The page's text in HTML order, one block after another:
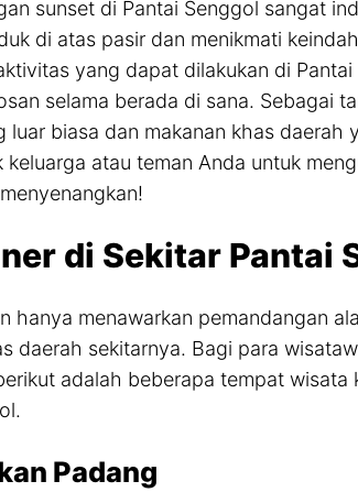
sunset di Pantai Senggol sangat
di atas pasir dan menikmati
yang dapat dilakukan di
selama berada di sana. Sebagai
luar biasa dan makanan khas daerah
atau teman Anda untuk
di Sekitar Pantai
hanya menawarkan pemandangan
daerah sekitarnya. Bagi para
adalah beberapa tempat wisata
Padang